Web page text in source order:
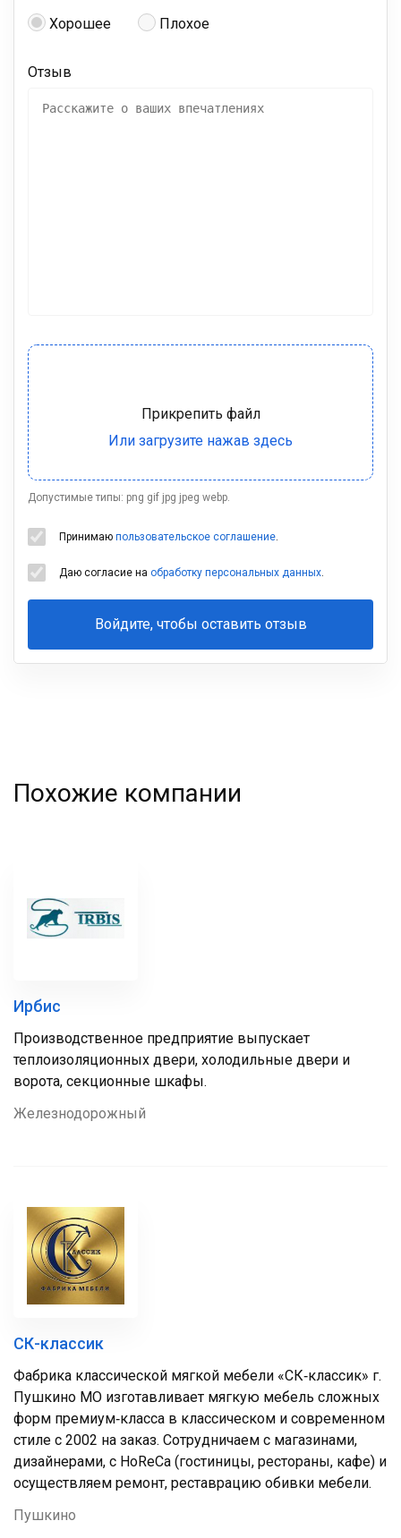
Хорошее Плохое
Отзыв
Допустимые типы: png gif jpg jpeg webp.
Принимаю пользовательское соглашение.
Даю согласие на обработку персональных данных.
Войдите, чтобы оставить отзыв
Ваша
Похожие компании
Ирбис
Производственное предприятие выпускает
теплоизоляционных двери, холодильные двери и
ворота, секционные шкафы.
Железнодорожный
СК-классик
Фабрика классической мягкой мебели «СК‑классик» г.
Пушкино МО изготавливает мягкую мебель сложных
форм премиум‑класса в классическом и современном
стиле с 2002 на заказ. Сотрудничаем с магазинами,
дизайнерами, с HoReCa (гостиницы, рестораны, кафе) и
осуществляем ремонт, реставрацию обивки мебели.
Пушкино